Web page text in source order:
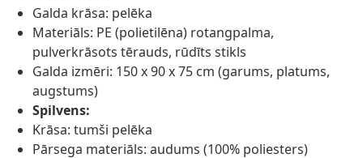
Galda krāsa: pelēka
Materiāls: PE (polietilēna) rotangpalma,
pulverkrāsots tērauds, rūdīts stikls
Galda izmēri: 150 x 90 x 75 cm (garums, platums,
augstums)
Spilvens:
Krāsa: tumši pelēka
Pārsega materiāls: audums (100% poliesters)